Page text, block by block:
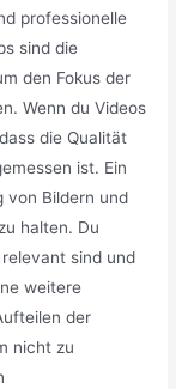
professionelle
sind die
den Fokus der
Wenn du Videos
die Qualität
ist. Ein
von Bildern und
halten. Du
sind und
weitere
der
nicht zu